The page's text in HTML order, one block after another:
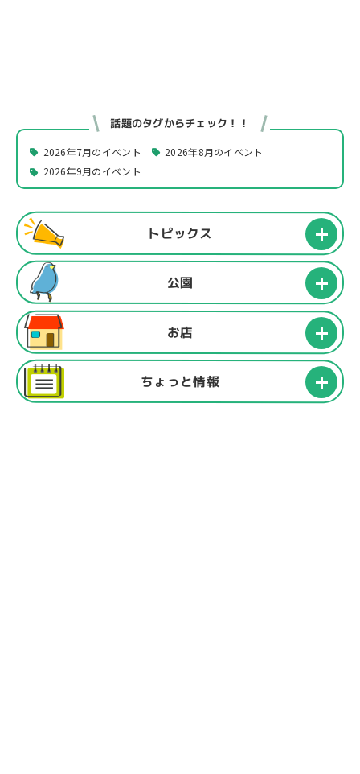
話題のタグからチェック！！
2026年7月のイベント
2026年8月のイベント
2026年9月のイベント
トピックス
公園
お店
ちょっと情報